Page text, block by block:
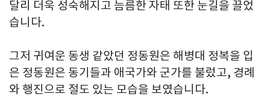
달리 더욱 성숙해지고 늠름한 자태 또한 눈길을 끌었
습니다.
그저 귀여운 동생 같았던 정동원은 해병대 정복을 입
은 정동원은 동기들과 애국가와 군가를 불렀고, 경례
와 행진으로 절도 있는 모습을 보였습니다.